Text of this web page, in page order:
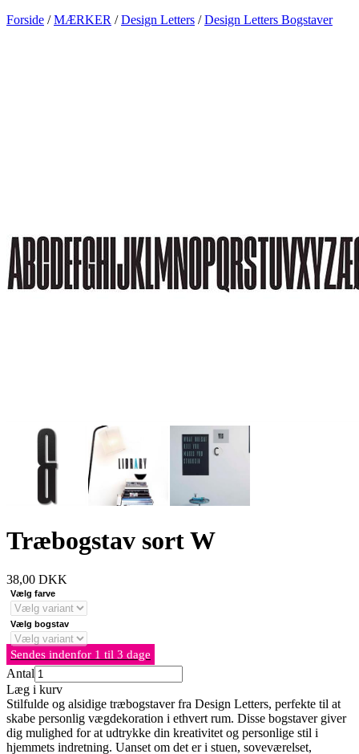
Forside /MÆRKER /Design Letters /Design Letters Bogstaver
Træbogstav sort W
38,00 DKK
Vælg farve
Vælg bogstav
Sendes indenfor 1 til 3 dage
Antal
Læg i kurv
Stilfulde og alsidige træbogstaver fra Design Letters, perfekte til at
skabe personlig vægdekoration i ethvert rum. Disse bogstaver giver
dig mulighed for at udtrykke din kreativitet og personlige stil i
hjemmets indretning. Uanset om det er i stuen, soveværelset,